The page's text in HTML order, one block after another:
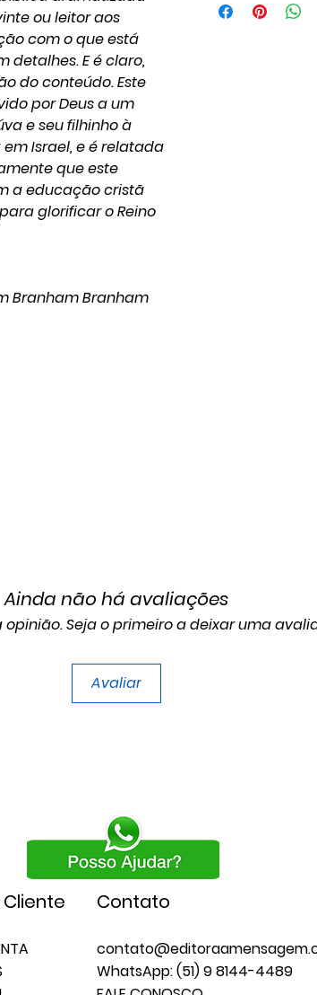
ou leitor aos
com o que está
detalhes. E é claro,
do conteúdo. Este
por Deus a um
e seu filhinho à
Israel, e é relatada
que este
a educação cristã
glorificar o Reino
Branham Branham
Ainda não há avaliações
Seja o primeiro a deixar uma
Avaliar
Contato
WhatsApp: (51) 9 8144-4489